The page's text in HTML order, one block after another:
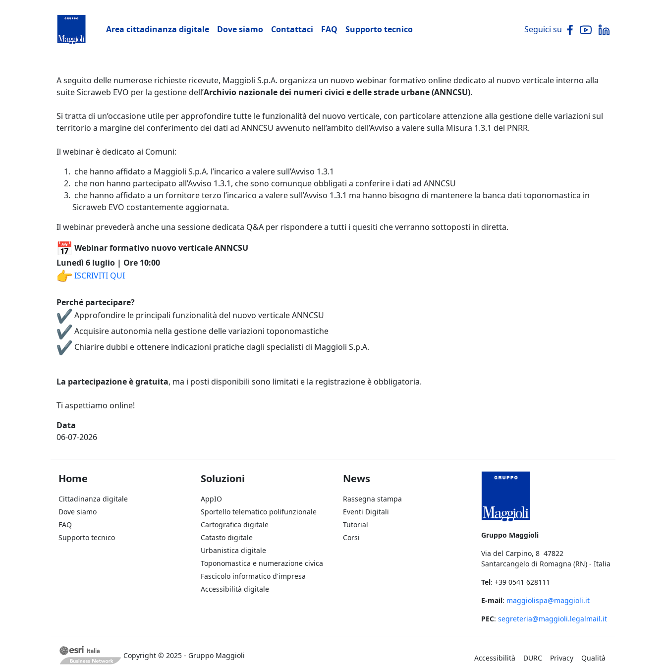
Navigazione principale
Area cittadinanza digitale Dove siamo Contattaci FAQ Supporto tecnico Seguici su
A seguito delle numerose richieste ricevute, Maggioli S.p.A. organizza un nuovo webinar formativo online dedicato al nuovo verticale interno alla
suite Sicraweb EVO per la gestione dell’Archivio nazionale dei numeri civici e delle strade urbane (ANNCSU).
Si tratta di un’occasione utile per approfondire tutte le funzionalità del nuovo verticale, con particolare attenzione alla gestione delle variazioni sul
territorio a margine del conferimento dei dati ad ANNCSU avvenuto nell’ambito dell’Avviso a valere sulla Misura 1.3.1 del PNRR.
Il webinar è dedicato ai Comuni:
che hanno affidato a Maggioli S.p.A. l’incarico a valere sull’Avviso 1.3.1
che non hanno partecipato all’Avviso 1.3.1, che sono comunque obbligati a conferire i dati ad ANNCSU
che hanno affidato a un fornitore terzo l’incarico a valere sull’Avviso 1.3.1 ma hanno bisogno di mantenere la banca dati toponomastica in
Sicraweb EVO costantemente aggiornata.
Il webinar prevederà anche una sessione dedicata Q&A per rispondere a tutti i quesiti che verranno sottoposti in diretta.
Webinar formativo nuovo verticale ANNCSU
Lunedì 6 luglio | Ore 10:00
ISCRIVITI QUI
Perché partecipare?
Approfondire le principali funzionalità del nuovo verticale ANNCSU
Acquisire autonomia nella gestione delle variazioni toponomastiche
Chiarire dubbi e ottenere indicazioni pratiche dagli specialisti di Maggioli S.p.A.
La partecipazione è gratuita, ma i posti disponibili sono limitati e la registrazione è obbligatoria.
Ti aspettiamo online!
Data
06-07-2026
Footer Home
Home
Cittadinanza digitale
Dove siamo
FAQ
Supporto tecnico
Footer Soluzioni
Soluzioni
AppIO
Sportello telematico polifunzionale
Cartografica digitale
Catasto digitale
Urbanistica digitale
Toponomastica e numerazione civica
Fascicolo informatico d'impresa
Accessibilità digitale
Footer Azienda
News
Rassegna stampa
Eventi Digitali
Tutorial
Corsi
Gruppo Maggioli
Via del Carpino, 8 47822
Santarcangelo di Romagna (RN) - Italia
Tel: +39 0541 628111
E-mail: maggiolispa@maggioli.it
PEC: segreteria@maggioli.legalmail.it
Copyright © 2025 - Gruppo Maggioli Accessibilità DURC Privacy Qualità